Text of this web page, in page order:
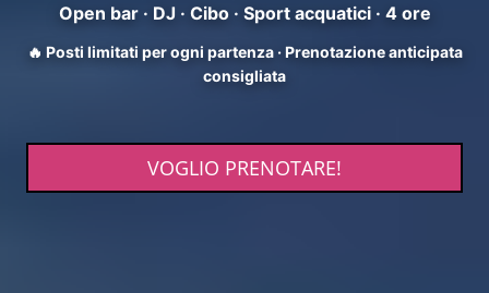
Open bar · DJ · Cibo · Sport acquatici · 4 ore
🔥 Posti limitati per ogni partenza · Prenotazione anticipata
consigliata
VOGLIO PRENOTARE!